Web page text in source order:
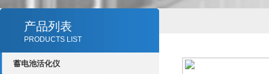
产品列表
PRODUCTS LIST
蓄电池活化仪